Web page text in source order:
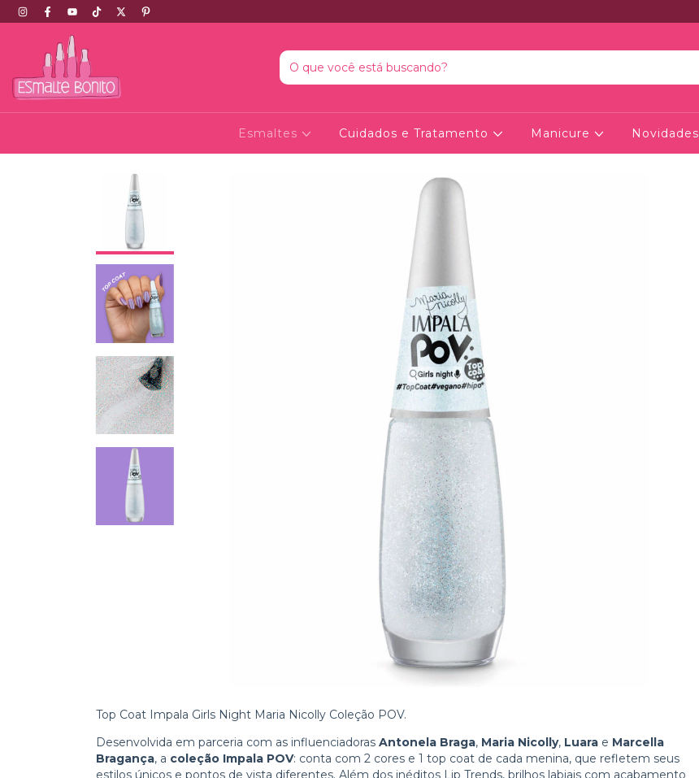
Esmaltes Cuidados e Tratamento Manicure Novidades
Top Coat Impala Girls Night Maria Nicolly Coleção POV.
Desenvolvida em parceria com as influenciadoras Antonela Braga, Maria Nicolly, Luara e Marcella
Bragança, a coleção Impala POV: conta com 2 cores e 1 top coat de cada menina, que refletem seus
estilos únicos e pontos de vista diferentes. Além dos inéditos Lip Trends, brilhos labiais com acabamento